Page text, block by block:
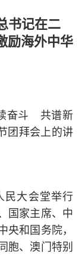
书记在二
励海外中华
奋斗 共谱新
团拜会上的讲
民大会堂举行
国家主席、中
央和国务院，
胞、澳门特别